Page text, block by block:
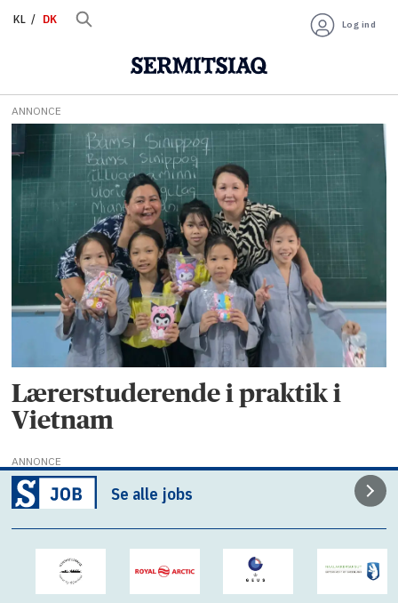
KL DK Log ind
Tag:
ane
margrethe
rothaus
sørensen
ANNONCE
Lærerstuderende i praktik i
Vietnam
ANNONCE
Se alle jobs